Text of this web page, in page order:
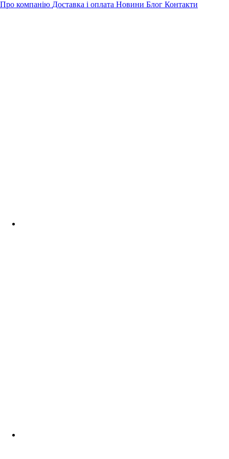
Про компанію Доставка і оплата Новини Блог Контакти